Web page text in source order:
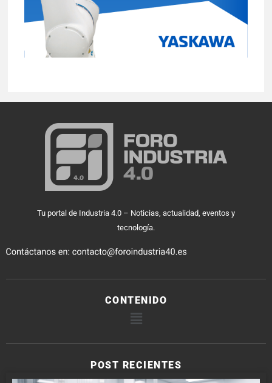
Tu portal de Industria 4.0 – Noticias, actualidad, eventos y
tecnología.
CONTENIDO
POST RECIENTES